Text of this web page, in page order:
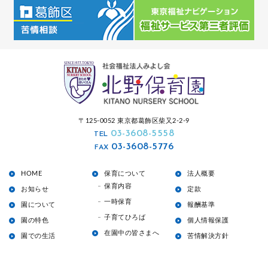
〒125-0052 東京都葛飾区柴又2-2-9
TEL 03-3608-5558
FAX 03-3608-5776
HOME
お知らせ
園について
園の特色
園での生活
保育について
保育内容
一時保育
子育てひろば
在園中の皆さまへ
法人概要
定款
報酬基準
個人情報保護
苦情解決方針